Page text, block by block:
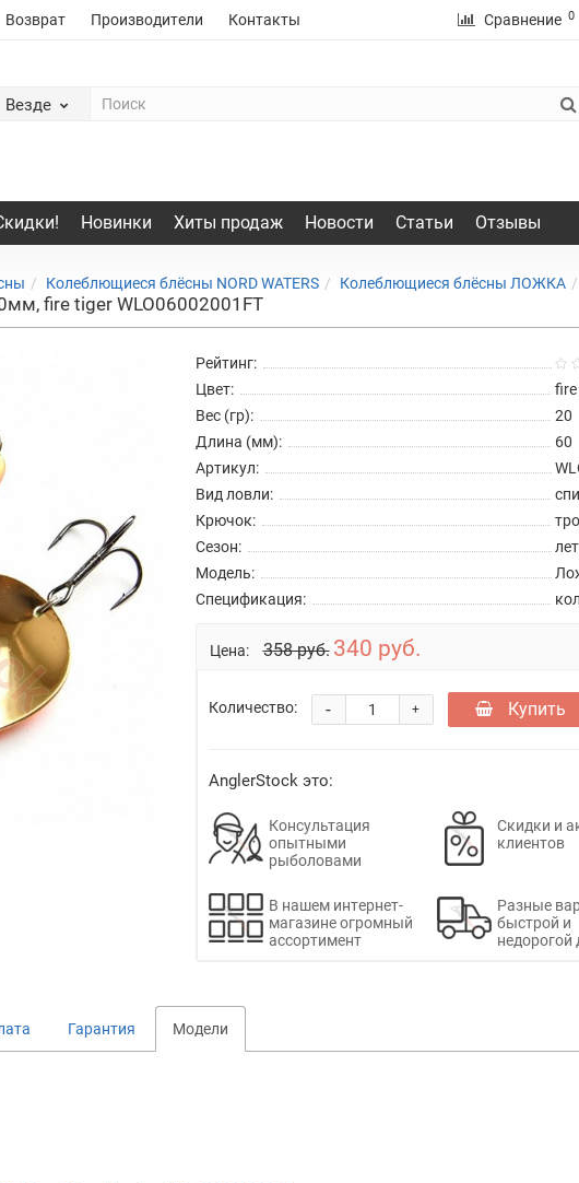
Возврат Производители Контакты Сравнение 0
Везде
Новинки Хиты продаж Новости Статьи Отзывы
Колеблющиеся блёсны NORD WATERS Колеблющиеся блёсны ЛОЖКА
fire tiger WLO06002001FT
Рейтинг:
Цвет:
Вес (гр):
20
Длина (мм):
60
Артикул:
Вид ловли:
Крючок:
Сезон:
Модель:
Спецификация:
Цена: 358 руб. 340 руб.
Количество: +
- Купить
AnglerStock это:
Консультация
опытными
рыболовами
Скидки и
клиентов
В нашем интернет-
магазине огромный
ассортимент
Разные
быстрой и
недорогой
Гарантия Модели